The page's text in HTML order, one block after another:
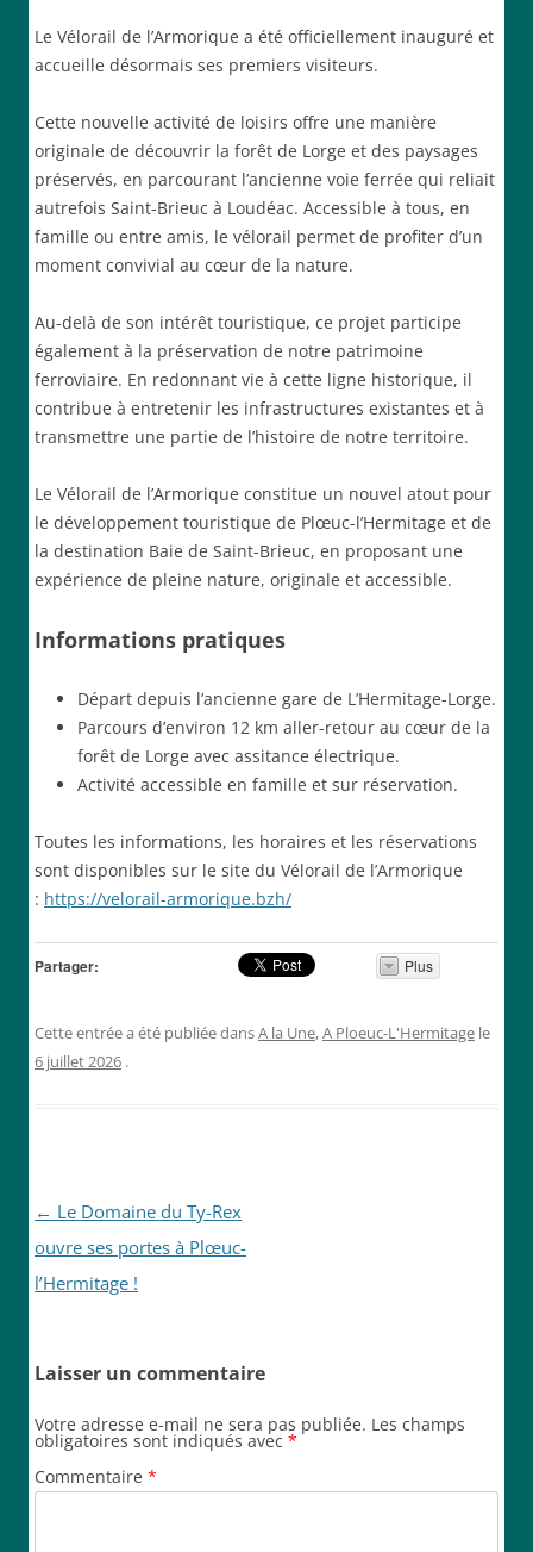
Le Vélorail de l’Armorique a été officiellement inauguré et
accueille désormais ses premiers visiteurs.
Cette nouvelle activité de loisirs offre une manière
originale de découvrir la forêt de Lorge et des paysages
préservés, en parcourant l’ancienne voie ferrée qui reliait
autrefois Saint-Brieuc à Loudéac. Accessible à tous, en
famille ou entre amis, le vélorail permet de profiter d’un
moment convivial au cœur de la nature.
Au-delà de son intérêt touristique, ce projet participe
également à la préservation de notre patrimoine
ferroviaire. En redonnant vie à cette ligne historique, il
contribue à entretenir les infrastructures existantes et à
transmettre une partie de l’histoire de notre territoire.
Le Vélorail de l’Armorique constitue un nouvel atout pour
le développement touristique de Plœuc-l’Hermitage et de
la destination Baie de Saint-Brieuc, en proposant une
expérience de pleine nature, originale et accessible.
Informations pratiques
Départ depuis l’ancienne gare de L’Hermitage-Lorge.
Parcours d’environ 12 km aller-retour au cœur de la
forêt de Lorge avec assitance électrique.
Activité accessible en famille et sur réservation.
Toutes les informations, les horaires et les réservations
sont disponibles sur le site du Vélorail de l’Armorique
: https://velorail-armorique.bzh/
Partager: Plus
Cette entrée a été publiée dansA la Une,A Ploeuc-L'Hermitage le
6 juillet 2026 .
Navigation
des
articles
← Le Domaine du Ty-Rex
ouvre ses portes à Plœuc-
l’Hermitage !
Laisser un commentaire
Votre adresse e-mail ne sera pas publiée. Les champs
obligatoires sont indiqués avec *
Commentaire *